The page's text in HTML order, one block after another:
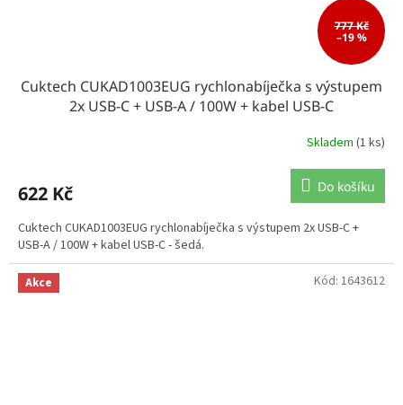
777 Kč
–19 %
Cuktech CUKAD1003EUG rychlonabíječka s výstupem
2x USB-C + USB-A / 100W + kabel USB-C
Skladem (1 ks)
622 Kč Do košíku
Cuktech CUKAD1003EUG rychlonabíječka s výstupem 2x USB-C +
USB-A / 100W + kabel USB-C - šedá.
Akce Kód: 1643612